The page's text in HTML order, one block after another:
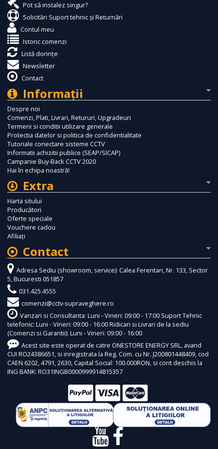
Pot să instalez singur?
Solicitări Suport tehnic și Returnări
Contul meu
Istoric comenzi
Listă dorințe
Newsletter
Contact
Informaţii
Despre noi
Comenzi, Plati, Livrari, Retururi, Upgradeuri
Termeni si conditii utilizare generale
Protectia datelor si politica de confidentialitate
Tutoriale conectare sisteme CCTV
Informatii achizitii publice (SEAP/SICAP)
Campanie Buy-Back CCTV 2020
Hai în echipa noastră!
Extra
Harta sitului
Producători
Oferte speciale
Vouchere cadou
Afiliaţi
Contact
Adresa Sediu (showroom, service): Calea Ferentari, Nr. 133, Sector
5, Bucuresti 051857
031.425.4555
comenzi@cctv-supraveghere.ro
Vanzari si Consultanta: Luni - Vineri: 09:00 - 17:00 Suport Tehnic
telefonic: Luni - Vineri: 09:00 - 16:00 Ridicari si Livrari de la sediu
(Comenzi si Garantii): Luni - Vineri: 09:00 - 16:00
Acest site este operat de catre ONESTORE ENERGY SRL, avand
CUI RO24386651, si inregistrata la Reg. Com. cu Nr. J200801448409, cod
CAEN 6202, 4791, 2630, Capital Social: 100.000RON, si cont deschis la
ING BANK: RO31INGB0000999914815357